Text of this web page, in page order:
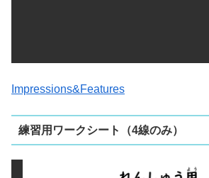
Impressions&Features
練習用ワークシート（4線のみ）